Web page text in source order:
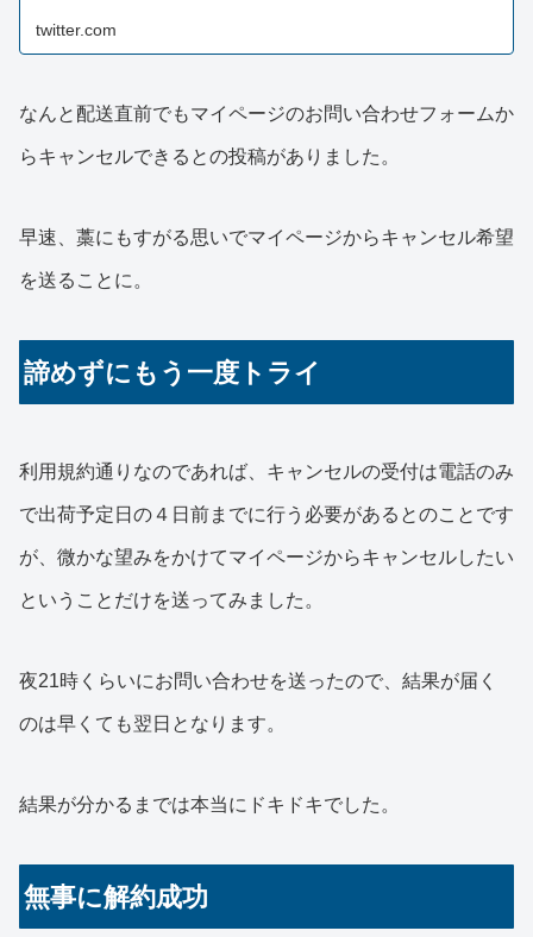
twitter.com
なんと配送直前でもマイページのお問い合わせフォームか
らキャンセルできるとの投稿がありました。
早速、藁にもすがる思いでマイページからキャンセル希望
を送ることに。
諦めずにもう一度トライ
利用規約通りなのであれば、キャンセルの受付は電話のみ
で出荷予定日の４日前までに行う必要があるとのことです
が、微かな望みをかけてマイページからキャンセルしたい
ということだけを送ってみました。
夜21時くらいにお問い合わせを送ったので、結果が届く
のは早くても翌日となります。
結果が分かるまでは本当にドキドキでした。
無事に解約成功